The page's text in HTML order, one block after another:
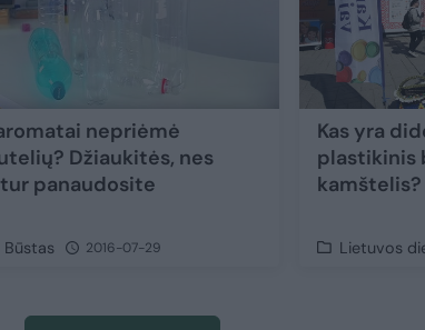
nepriėmė
Džiaukitės, nes
panaudosite
Būstas 2016-07-29
Kas yra
plastikinis
kamštelis?
Lietuvos